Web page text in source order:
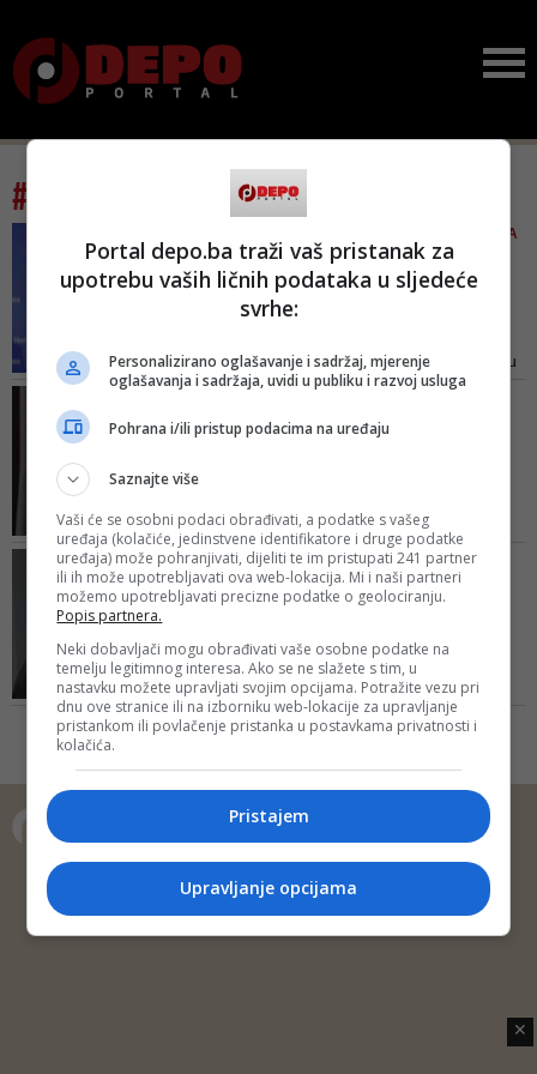
#tag: lobiranje
HOĆE LI OTIĆI SA ČELA SDP-A
Nikšić otvoreno: 'Teže je
voditi SDP nego Vladu
polažu račun i pravo da odlučuju
o SDP-u" te dodaje: "Pa ljudi iz
ne budem predsjednik"
Prema njegovom mišljenju,
autokrati vide u sportu priliku da
poprave svoj imidž i to traje još od
1936., od Olimpijade u Berlinu
nacističkog režima
AMERIČKO MINISTARSTVO
ODBRANE OBJAVILO
Povjerljivi dokument: RS
...
Angažman između teksaške
kompanije i Republike Srpske
dogovoren je na period od godinu
Copyright © 2014 Depo Portal
Kontakt Marketing
Privatnost korisnika
O nama
✕
Portal depo.ba traži vaš pristanak za
upotrebu vaših ličnih podataka u sljedeće
svrhe:
Personalizirano oglašavanje i sadržaj, mjerenje
oglašavanja i sadržaja, uvidi u publiku i razvoj usluga
Pohrana i/ili pristup podacima na uređaju
Saznajte više
Vaši će se osobni podaci obrađivati, a podatke s vašeg
uređaja (kolačiće, jedinstvene identifikatore i druge podatke
uređaja) može pohranjivati, dijeliti te im pristupati 241 partner
ili ih može upotrebljavati ova web-lokacija. Mi i naši partneri
možemo upotrebljavati precizne podatke o geolociranju.
Popis partnera.
Neki dobavljači mogu obrađivati vaše osobne podatke na
temelju legitimnog interesa. Ako se ne slažete s tim, u
nastavku možete upravljati svojim opcijama. Potražite vezu pri
dnu ove stranice ili na izborniku web-lokacije za upravljanje
pristankom ili povlačenje pristanka u postavkama privatnosti i
kolačića.
Pristajem
Upravljanje opcijama